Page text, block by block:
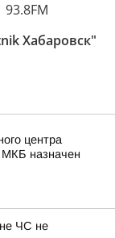
93.8FM
Хабаровск"
центра
МКБ назначен
ЧС не